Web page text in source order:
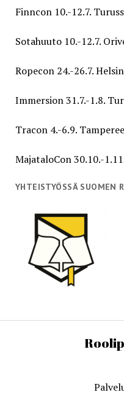
Finncon 10.-12.7.
Sotahuuto 10.-12.7.
Ropecon 24.-26.7.
Immersion 31.7.-1.8.
Tracon 4.-6.9.
MajataloCon 30.10.-
YHTEISTYÖSSÄ SUOMEN